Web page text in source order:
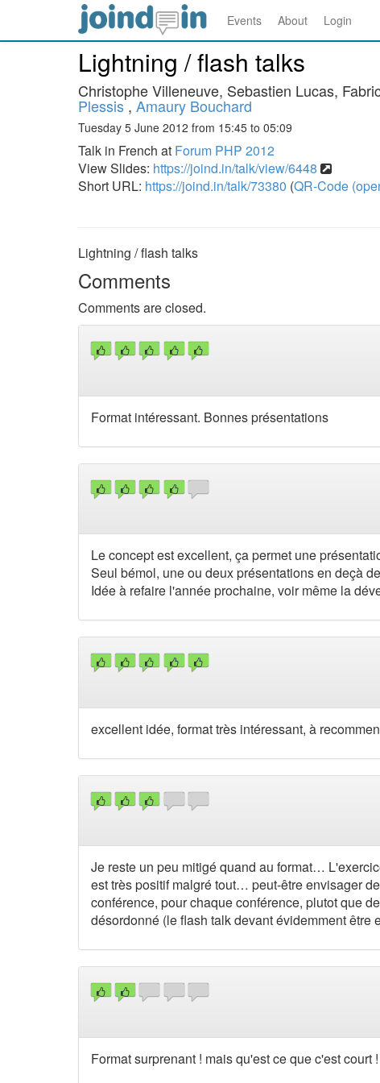
Events About Login
Lightning / flash talks
Christophe Villeneuve, Sebastien Lucas,
Plessis, Amaury Bouchard
Tuesday 5 June 2012 from 15:45 to 05:09
Talk in French at Forum PHP 2012
View Slides: https://joind.in/talk/view/6448
Short URL: https://joind.in/talk/73380 (QR-Code
Lightning / flash talks
Comments
Comments are closed.
Format intéressant. Bonnes présentations
Le concept est excellent, ça permet une
Seul bémol, une ou deux présentations en deçà
Idée à refaire l'année prochaine, voir même la
excellent idée, format très intéressant, à
Je reste un peu mitigé quand au format…
est très positif malgré tout… peut-être envisager
conférence, pour chaque conférence, plutot que
désordonné (le flash talk devant évidemment être
Format surprenant ! mais qu'est ce que c'est